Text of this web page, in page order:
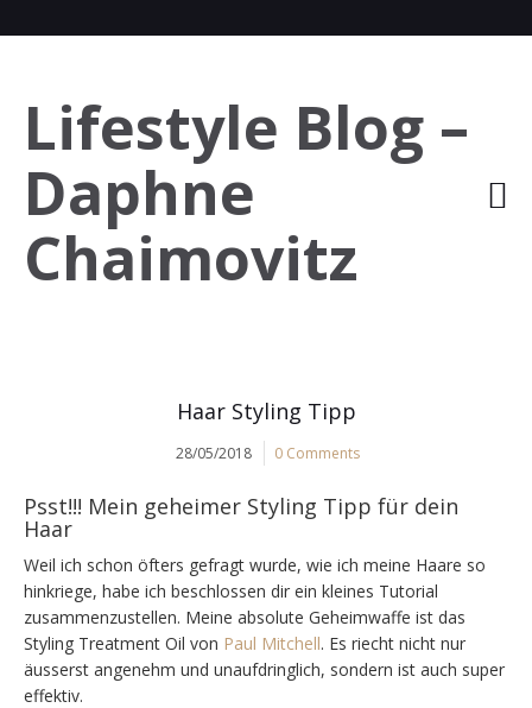
Lifestyle Blog –
Daphne
Chaimovitz
Haar Styling Tipp
28/05/2018 0 Comments
Psst!!! Mein geheimer Styling Tipp für dein
Haar
Weil ich schon öfters gefragt wurde, wie ich meine Haare so
hinkriege, habe ich beschlossen dir ein kleines Tutorial
zusammenzustellen. Meine absolute Geheimwaffe ist das
Styling Treatment Oil von Paul Mitchell. Es riecht nicht nur
äusserst angenehm und unaufdringlich, sondern ist auch super
effektiv.